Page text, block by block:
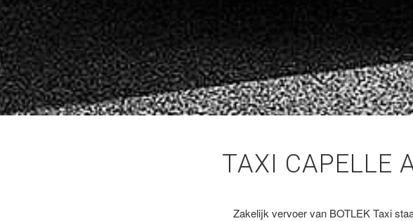
TAXI CAPELLE
Zakelijk vervoer van BOTLEK Taxi